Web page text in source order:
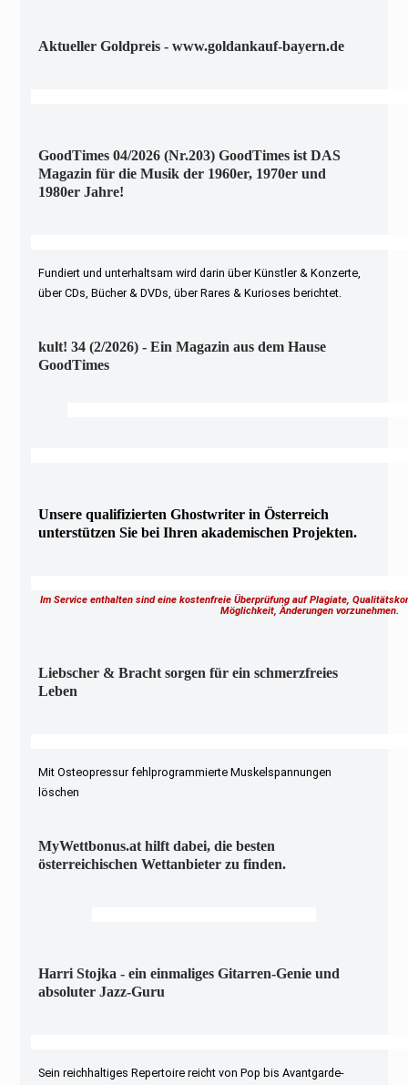
Aktueller Goldpreis - www.goldankauf-bayern.de
GoodTimes 04/2026 (Nr.203) GoodTimes ist DAS
Magazin für die Musik der 1960er, 1970er und
1980er Jahre!
Fundiert und unterhaltsam wird darin über Künstler & Konzerte,
über CDs, Bücher & DVDs, über Rares & Kurioses berichtet.
kult! 34 (2/2026) - Ein Magazin aus dem Hause
GoodTimes
Unsere qualifizierten Ghostwriter in Österreich
unterstützen Sie bei Ihren akademischen Projekten.
Im Service enthalten sind eine kostenfreie Überprüfung auf Plagiate,
Möglichkeit, Änderungen vorzunehmen.
Liebscher & Bracht sorgen für ein schmerzfreies
Leben
Mit Osteopressur fehlprogrammierte Muskelspannungen
löschen
MyWettbonus.at hilft dabei, die besten
österreichischen Wettanbieter zu finden.
Harri Stojka - ein einmaliges Gitarren-Genie und
absoluter Jazz-Guru
Sein reichhaltiges Repertoire reicht von Pop bis Avantgarde-